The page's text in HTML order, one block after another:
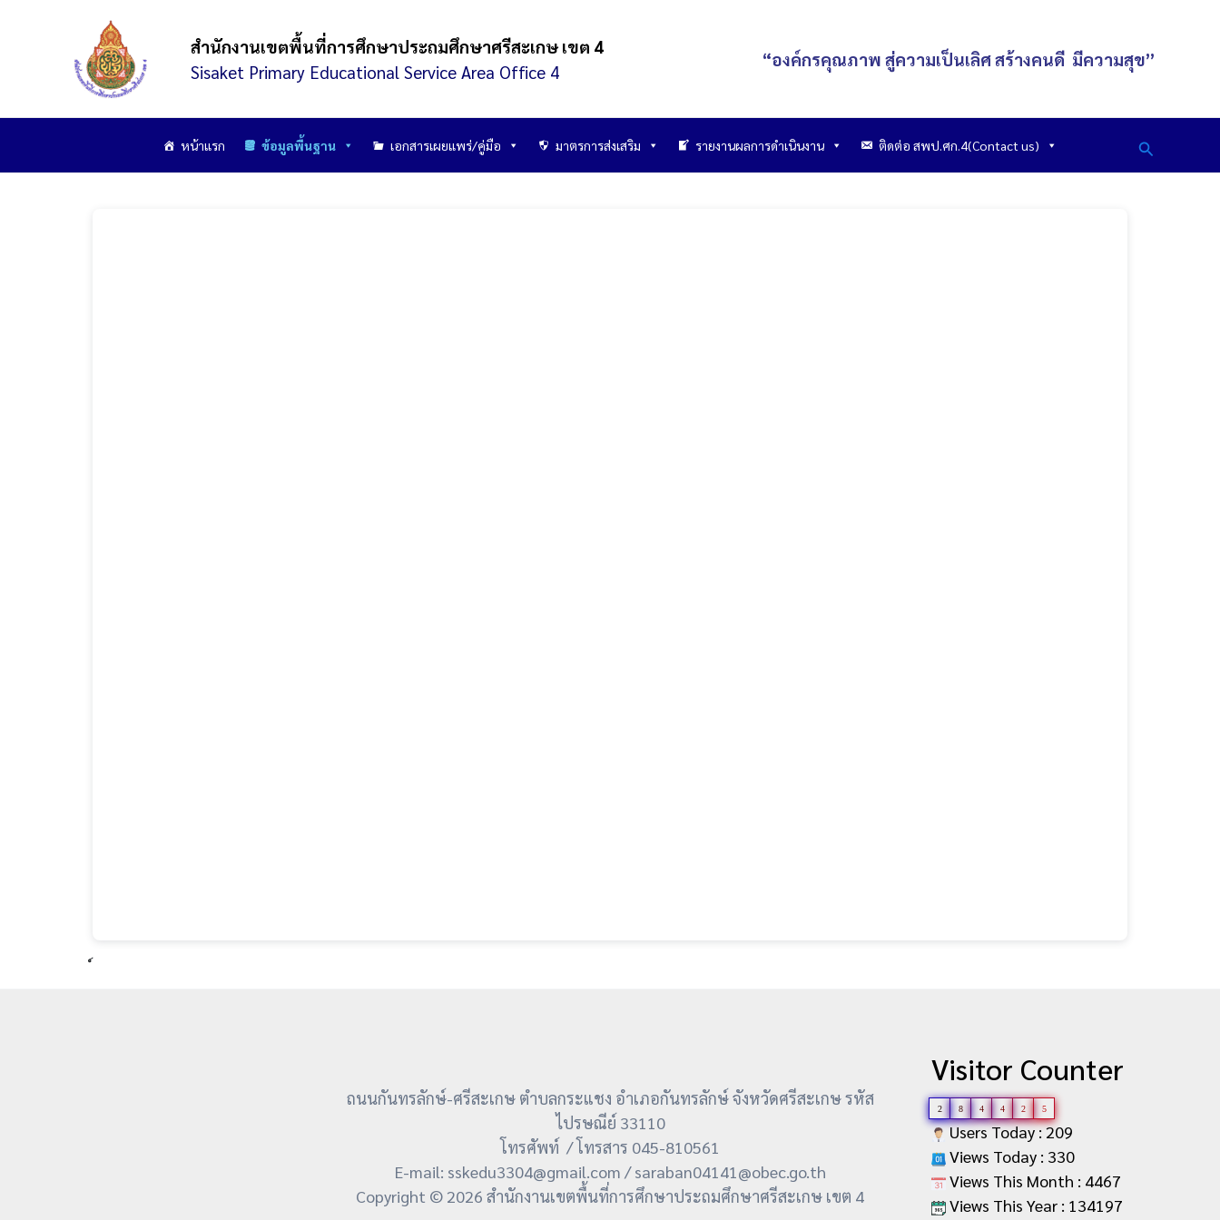
สำนักงานเขตพื้นที่การศึกษาประถมศึกษาศรีสะเกษ เขต 4
Sisaket Primary Educational Service Area Office 4
“องค์กรคุณภาพ สู่ความเป็นเลิศสร้างคนดี มีความสุข”
หน้าแรก ข้อมูลพื้นฐาน เอกสารเผยแพร่/คู่มือ มาตรการส่งเสริม รายงานผลการดำเนินงาน ติดต่อ สพป.ศก.4(Contact us) Search
ถนนกันทรลักษ์-ศรีสะเกษ ตำบลกระแชง อำเภอกันทรลักษ์ จังหวัดศรีสะเกษ รหัส
ไปรษณีย์ 33110
โทรศัพท์ / โทรสาร 045-810561
E-mail: sskedu3304@gmail.com / saraban04141@obec.go.th
Copyright © 2026 สำนักงานเขตพื้นที่การศึกษาประถมศึกษาศรีสะเกษ เขต 4
Visitor Counter
2 8 4 4 2 5
Users Today : 209
Views Today : 330
Views This Month : 4467
Views This Year : 134197